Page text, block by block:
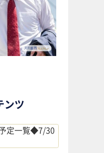
ンツ
定一覧◆7/30